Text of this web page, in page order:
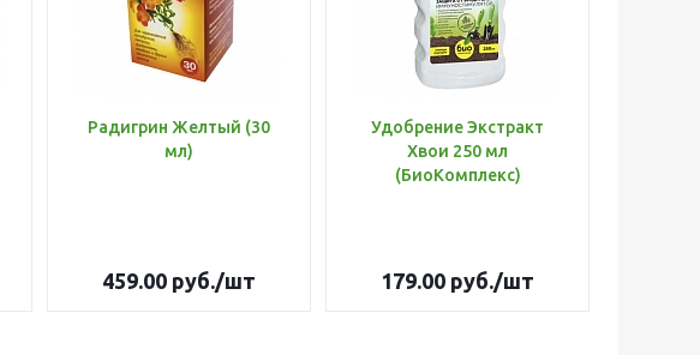
Радигрин Желтый (30
мл)
459.00 руб./шт
Удобрение Экстракт
Хвои 250 мл
(БиоКомплекс)
179.00 руб./шт